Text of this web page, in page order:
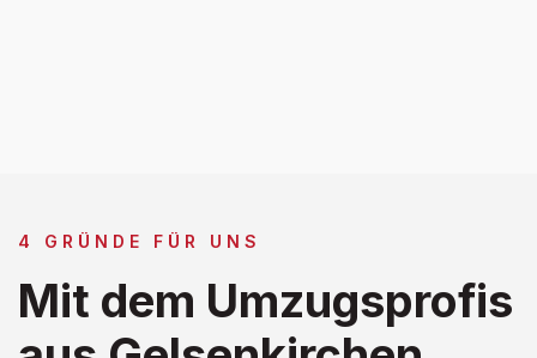
4 GRÜNDE FÜR UNS
Mit dem Umzugsprofis